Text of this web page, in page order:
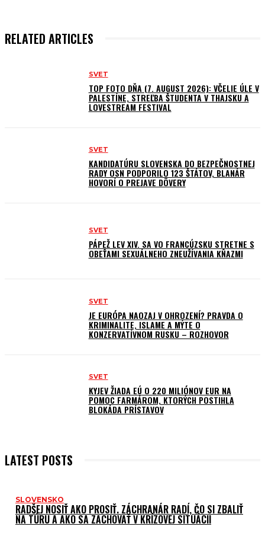
RELATED ARTICLES
SVET
TOP FOTO DŇA (7. AUGUST 2026): VČELIE ÚLE V
PALESTÍNE, STREĽBA ŠTUDENTA V THAJSKU A
LOVESTREAM FESTIVAL
SVET
KANDIDATÚRU SLOVENSKA DO BEZPEČNOSTNEJ
RADY OSN PODPORILO 123 ŠTÁTOV, BLANÁR
HOVORÍ O PREJAVE DÔVERY
SVET
PÁPEŽ LEV XIV. SA VO FRANCÚZSKU STRETNE S
OBEŤAMI SEXUÁLNEHO ZNEUŽÍVANIA KŇAZMI
SVET
JE EURÓPA NAOZAJ V OHROZENÍ? PRAVDA O
KRIMINALITE, ISLAME A MÝTE O
KONZERVATÍVNOM RUSKU – ROZHOVOR
SVET
KYJEV ŽIADA EÚ O 220 MILIÓNOV EUR NA
POMOC FARMÁROM, KTORÝCH POSTIHLA
BLOKÁDA PRÍSTAVOV
LATEST POSTS
SLOVENSKO
RADŠEJ NOSIŤ AKO PROSIŤ. ZÁCHRANÁR RADÍ, ČO SI ZBALIŤ
NA TÚRU A AKO SA ZACHOVAŤ V KRÍZOVEJ SITUÁCII